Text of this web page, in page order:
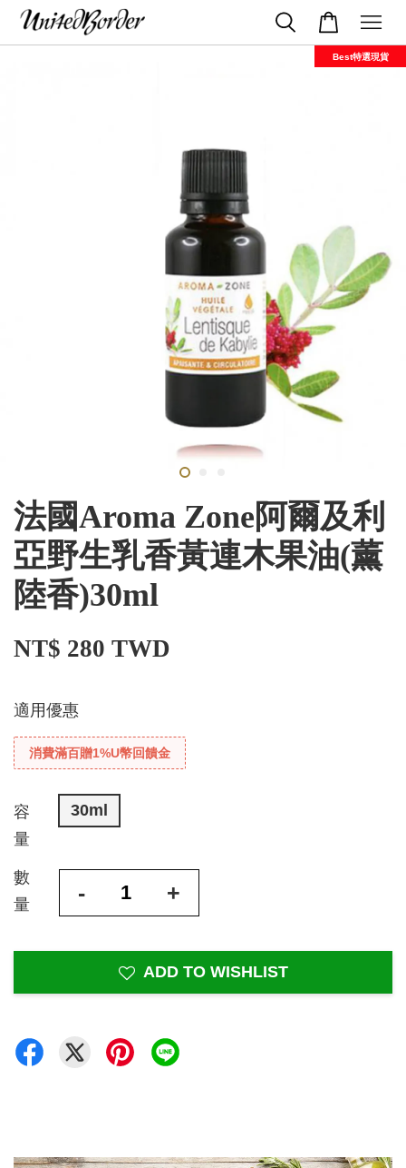
Best特選現貨
法國Aroma Zone阿爾及利
亞野生乳香黃連木果油(薰
陸香)30ml
NT$ 280 TWD
適用優惠
消費滿百贈1%U幣回饋金
容
量
30ml
數
量
- +
ADD TO WISHLIST